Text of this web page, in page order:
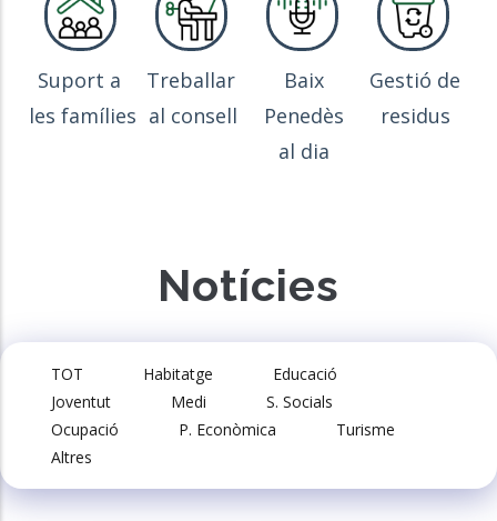
Suport a
les famílies
Treballar
al consell
Baix
Penedès
al dia
Gestió de
residus
Notícies
TOT Habitatge
Educació
Joventut
Medi
S. Socials
Ocupació
P. Econòmica
Turisme
Altres